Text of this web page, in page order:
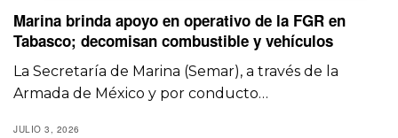
Marina brinda apoyo en operativo de la FGR en
Tabasco; decomisan combustible y vehículos
La Secretaría de Marina (Semar), a través de la
Armada de México y por conducto…
JULIO 3, 2026